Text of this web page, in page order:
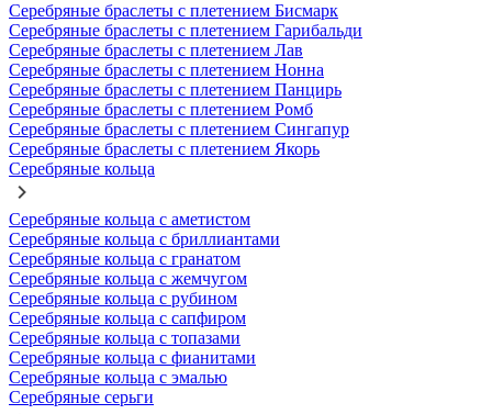
Серебряные браслеты с плетением Бисмарк
Серебряные браслеты с плетением Гарибальди
Серебряные браслеты с плетением Лав
Серебряные браслеты с плетением Нонна
Серебряные браслеты с плетением Панцирь
Серебряные браслеты с плетением Ромб
Серебряные браслеты с плетением Сингапур
Серебряные браслеты с плетением Якорь
Серебряные кольца
Серебряные кольца с аметистом
Серебряные кольца с бриллиантами
Серебряные кольца с гранатом
Серебряные кольца с жемчугом
Серебряные кольца с рубином
Серебряные кольца с сапфиром
Серебряные кольца с топазами
Серебряные кольца с фианитами
Серебряные кольца с эмалью
Серебряные серьги